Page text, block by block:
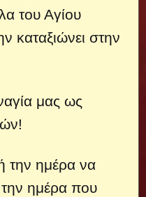
του Αγίου
καταξιώνει στην
μας ως
την ημέρα να
την ημέρα που